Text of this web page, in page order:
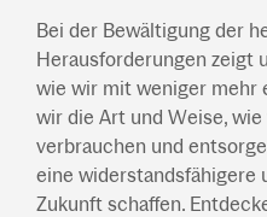
Bei der Bewältigung der
Herausforderungen zeigt
wie wir mit weniger mehr
wir die Art und Weise,
verbrauchen und
eine widerstandsfähigere
Zukunft schaffen.